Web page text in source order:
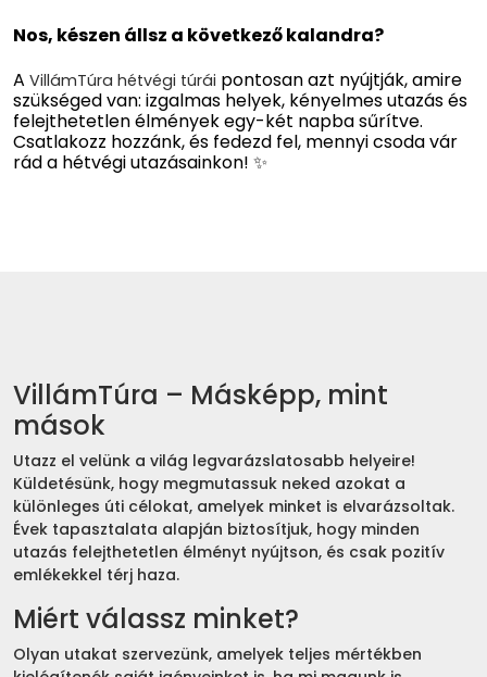
Nos, készen állsz a következő kalandra?
A VillámTúra hétvégi túrái pontosan azt nyújtják, amire
szükséged van: izgalmas helyek, kényelmes utazás és
felejthetetlen élmények egy-két napba sűrítve.
Csatlakozz hozzánk, és fedezd fel, mennyi csoda vár
rád a hétvégi utazásainkon! ✨
VillámTúra – Másképp, mint
mások
Utazz el velünk a világ legvarázslatosabb helyeire!
Küldetésünk, hogy megmutassuk neked azokat a
különleges úti célokat, amelyek minket is elvarázsoltak.
Évek tapasztalata alapján biztosítjuk, hogy minden
utazás felejthetetlen élményt nyújtson, és csak pozitív
emlékekkel térj haza.
Miért válassz minket?
Olyan utakat szervezünk, amelyek teljes mértékben